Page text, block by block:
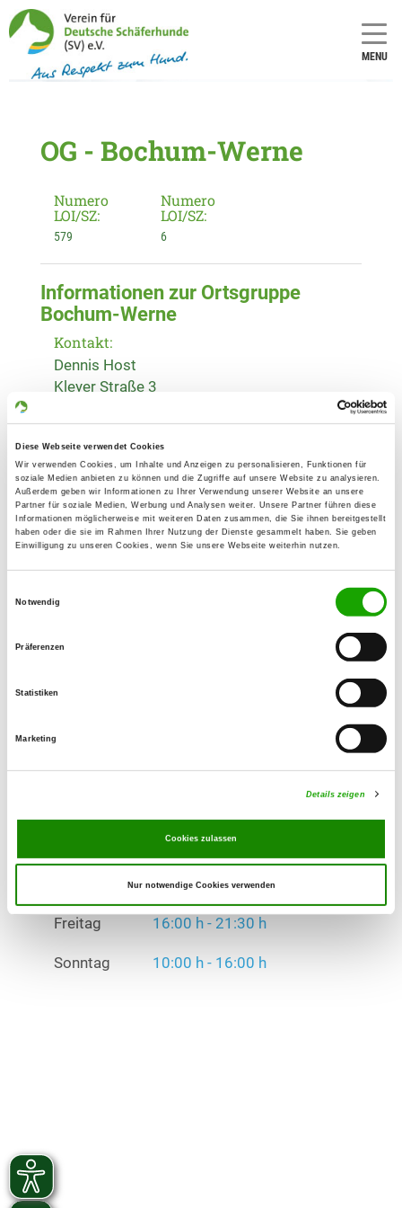
Diese Webseite verwendet Cookies
Wir verwenden Cookies, um Inhalte und Anzeigen zu personalisieren, Funktionen für
soziale Medien anbieten zu können und die Zugriffe auf unsere Website zu analysieren.
Außerdem geben wir Informationen zu Ihrer Verwendung unserer Website an unsere
Partner für soziale Medien, Werbung und Analysen weiter. Unsere Partner führen diese
Informationen möglicherweise mit weiteren Daten zusammen, die Sie ihnen bereitgestellt
haben oder die sie im Rahmen Ihrer Nutzung der Dienste gesammelt haben. Sie geben
Einwilligung zu unseren Cookies, wenn Sie unsere Webseite weiterhin nutzen.
Notwendig
Präferenzen
Statistiken
Marketing
Details zeigen
Cookies zulassen
Nur notwendige Cookies verwenden
MENU
OG - Bochum-Werne
Numero
LOI/SZ:
579
Numero
LOI/SZ:
6
Informationen zur Ortsgruppe
Bochum-Werne
Kontakt:
Dennis Host
Kleyer Straße 3
Übungsplatz:
Werner Str. 134
44894 Bochum
Handy:
0152 26437960
E-Mail:
og-bochum-werne@t-online.de
Erziehungskurse, Unterordnung,
Mittwoch
Sonntag 10:00 h - 16:00 h
Übungszeiten im Winter:
16:00 h - 21:30 h
Freitag 16:00 h - 21:30 h
Sonntag 10:00 h - 16:00 h